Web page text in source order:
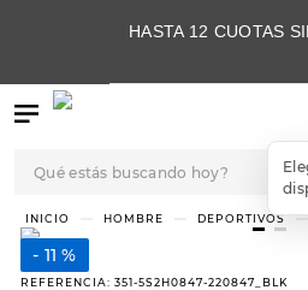
HASTA 12 CUOTAS
HOMBRE DEPORTIVOS
11 %
REFERENCIA: 351-5S2H0847-220847_BLK
1